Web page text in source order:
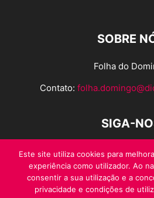
SOBRE
Folha do
Contato:
SIGA-
Este site utiliza cookies para
experiência como utilizador. Ao
consentir a sua utilização e a
privacidade e condições de